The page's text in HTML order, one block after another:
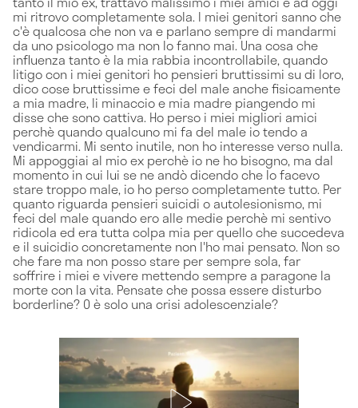
mi ritrovo completamente sola. I miei genitori sanno che
c'è qualcosa che non va e parlano sempre di mandarmi
da uno psicologo ma non lo fanno mai. Una cosa che
influenza tanto è la mia rabbia incontrollabile, quando
litigo con i miei genitori ho pensieri bruttissimi su di loro,
dico cose bruttissime e feci del male anche fisicamente
a mia madre, li minaccio e mia madre piangendo mi
disse che sono cattiva. Ho perso i miei migliori amici
perchè quando qualcuno mi fa del male io tendo a
vendicarmi. Mi sento inutile, non ho interesse verso nulla.
Mi appoggiai al mio ex perchè io ne ho bisogno, ma dal
momento in cui lui se ne andò dicendo che lo facevo
stare troppo male, io ho perso completamente tutto. Per
quanto riguarda pensieri suicidi o autolesionismo, mi
feci del male quando ero alle medie perchè mi sentivo
ridicola ed era tutta colpa mia per quello che succedeva
e il suicidio concretamente non l'ho mai pensato. Non so
che fare ma non posso stare per sempre sola, far
soffrire i miei e vivere mettendo sempre a paragone la
morte con la vita. Pensate che possa essere disturbo
borderline? O è solo una crisi adolescenziale?